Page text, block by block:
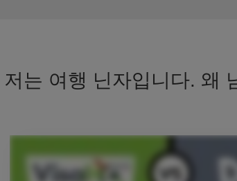
저는 여행 닌자입니다. 왜